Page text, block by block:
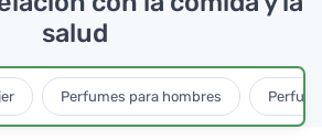
salud
Perfumes para hombres